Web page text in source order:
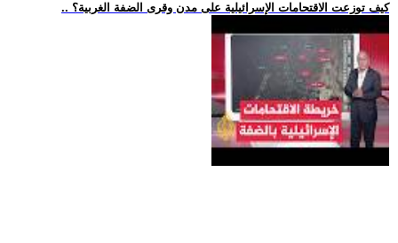
.. كيف توزعت الاقتحامات الإسرائيلية على مدن وقرى الضفة الغربية؟